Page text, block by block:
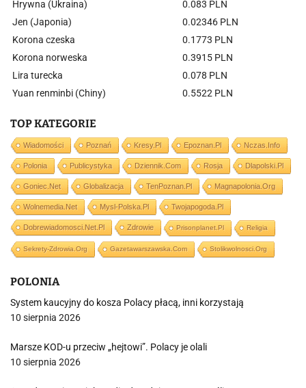
Hrywna (Ukraina)
0.083 PLN
Jen (Japonia)
0.02346 PLN
Korona czeska
0.1773 PLN
Korona norweska
0.3915 PLN
Lira turecka
0.078 PLN
Yuan renminbi (Chiny)
0.5522 PLN
TOP KATEGORIE
Wiadomości Poznań Kresy.pl Epoznan.pl Nczas.info
Polonia Publicystyka Dziennik.com Rosja Dlapolski.pl
Goniec.net Globalizacja TenPoznan.pl Magnapolonia.org
Wolnemedia.net Mysl-Polska.pl Twojapogoda.pl
Dobrewiadomosci.net.pl Zdrowie Prisonplanet.pl Religia
Sekrety-Zdrowia.org Gazetawarszawska.com Stolikwolnosci.org
POLONIA
System kaucyjny do kosza Polacy płacą, inni korzystają
10 sierpnia 2026
Marsze KOD-u przeciw „hejtowi”. Polacy je olali
10 sierpnia 2026